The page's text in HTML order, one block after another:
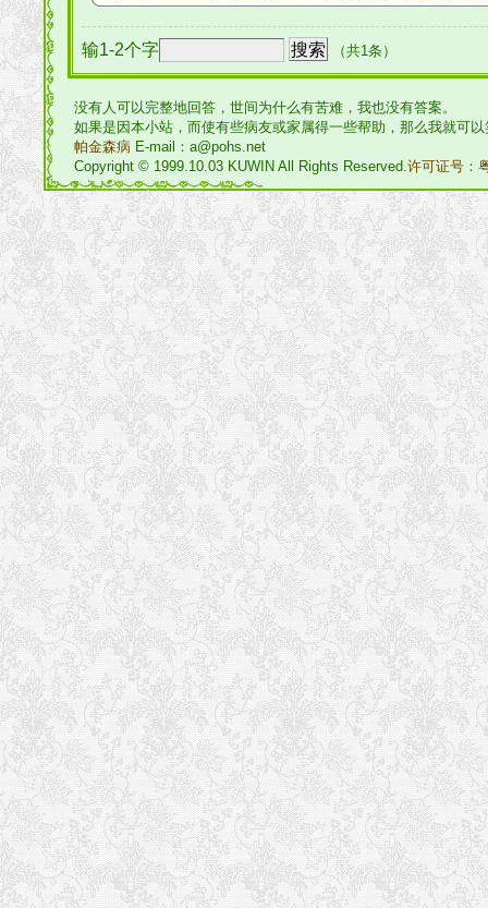
输1-2个字 （共1条）
没有人可以完整地回答，世间为什么有苦难，我也没有答案。
如果是因本小站，而使有些病友或家属得一些帮助，那么我就可
帕金森病 E-mail：a@pohs.net
Copyright © 1999.10.03 KUWIN All Rights Reserved.许可证号：